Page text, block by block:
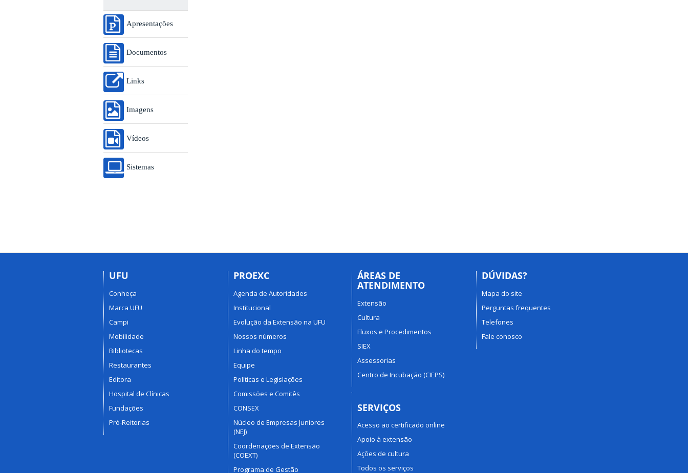
Apresentações
Documentos
Links
Imagens
Vídeos
Sistemas
UFU
Conheça
Marca UFU
Campi
Mobilidade
Bibliotecas
Restaurantes
Editora
Hospital de Clínicas
Fundações
Pró-Reitorias
PROEXC
Agenda de Autoridades
Institucional
Evolução da Extensão na UFU
Nossos números
Linha do tempo
Equipe
Políticas e Legislações
Comissões e Comitês
CONSEX
Núcleo de Empresas Juniores
(NEJ)
Coordenações de Extensão
(COEXT)
Programa de Gestão
ÁREAS DE
ATENDIMENTO
Extensão
Cultura
Fluxos e Procedimentos
SIEX
Assessorias
Centro de Incubação (CIEPS)
SERVIÇOS
Acesso ao certificado online
Apoio à extensão
Ações de cultura
Todos os serviços
DÚVIDAS?
Mapa do site
Perguntas frequentes
Telefones
Fale conosco